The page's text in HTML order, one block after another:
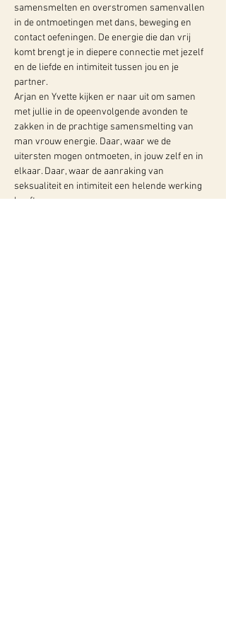
samensmelten en overstromen samenvallen
in de ontmoetingen met dans, beweging en
contact oefeningen. De energie die dan vrij
komt brengt je in diepere connectie met jezelf
en de liefde en intimiteit tussen jou en je
partner.
Arjan en Yvette kijken er naar uit om samen
met jullie in de opeenvolgende avonden te
zakken in de prachtige samensmelting van
man vrouw energie. Daar, waar we de
uitersten mogen ontmoeten, in jouw zelf en in
elkaar. Daar, waar de aanraking van
seksualiteit en intimiteit een helende werking
heeft.